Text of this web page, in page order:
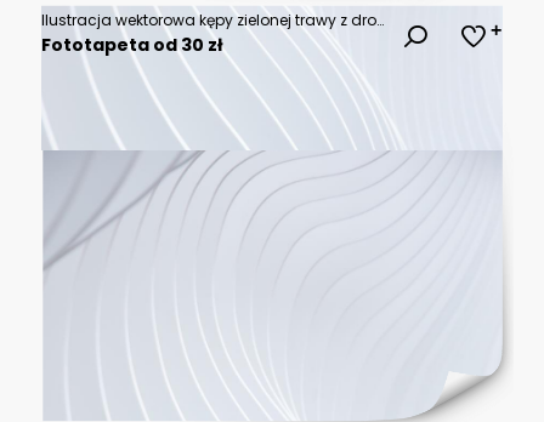
Ilustracja wektorowa kępy zielonej trawy z drobnymi pąkami kwiatowymi, przedstawiona na czystym białym tle jako odizolowany element graficzny do projektów przyrodniczych.
Fototapeta od 30 zł